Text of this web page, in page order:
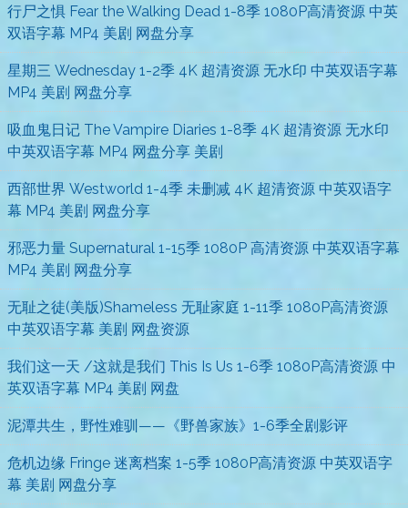
行尸之惧 Fear the Walking Dead 1-8季 1080P高清资源 中英
双语字幕 MP4 美剧 网盘分享
星期三 Wednesday 1-2季 4K 超清资源 无水印 中英双语字幕
MP4 美剧 网盘分享
吸血鬼日记 The Vampire Diaries 1-8季 4K 超清资源 无水印
中英双语字幕 MP4 网盘分享 美剧
西部世界 Westworld 1-4季 未删减 4K 超清资源 中英双语字
幕 MP4 美剧 网盘分享
邪恶力量 Supernatural 1-15季 1080P 高清资源 中英双语字幕
MP4 美剧 网盘分享
无耻之徒(美版)Shameless 无耻家庭 1-11季 1080P高清资源
中英双语字幕 美剧 网盘资源
我们这一天 /这就是我们 This Is Us 1-6季 1080P高清资源 中
英双语字幕 MP4 美剧 网盘
泥潭共生，野性难驯——《野兽家族》1-6季全剧影评
危机边缘 Fringe 迷离档案 1-5季 1080P高清资源 中英双语字
幕 美剧 网盘分享